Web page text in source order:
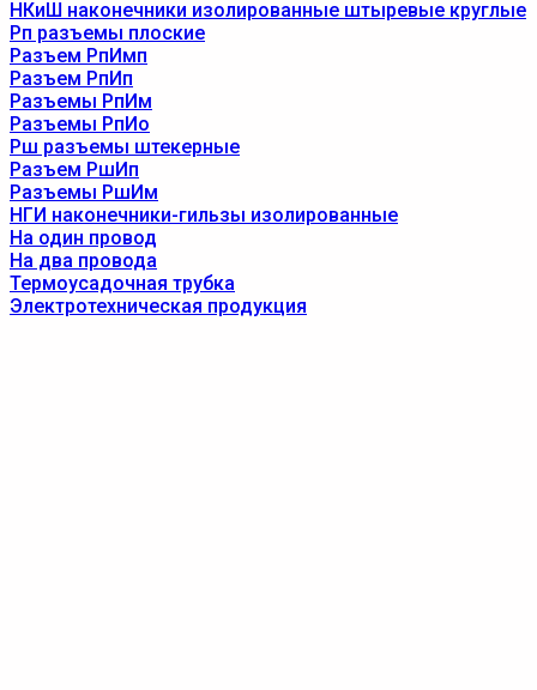
НКиШ наконечники изолированные штыревые круглые
Рп разъемы плоские
Разъем РпИмп
Разъем РпИп
Разъемы РпИм
Разъемы РпИо
Рш разъемы штекерные
Разъем РшИп
Разъемы РшИм
НГИ наконечники-гильзы изолированные
На один провод
На два провода
Термоусадочная трубка
Электротехническая продукция